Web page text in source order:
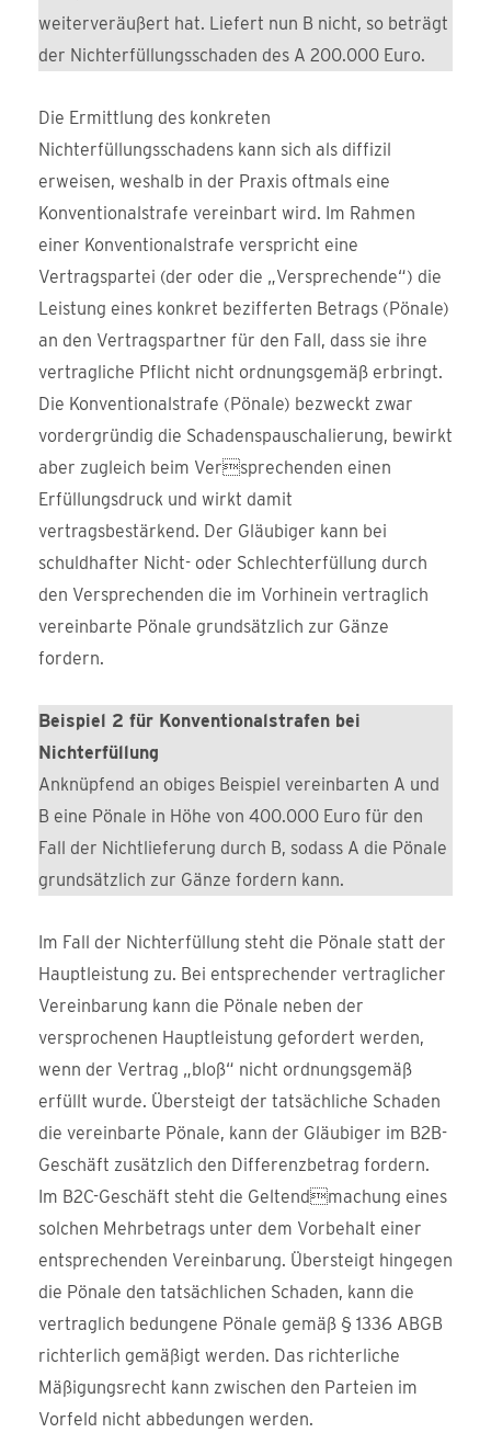
weiterveräußert hat. Liefert nun B nicht, so beträgt
der Nichterfüllungsschaden des A 200.000 Euro.
Die Ermittlung des konkreten
Nichterfüllungsschadens kann sich als diffizil
erweisen, weshalb in der Praxis oftmals eine
Konventionalstrafe vereinbart wird. Im Rahmen
einer Konventionalstrafe verspricht eine
Vertragspartei (der oder die „Versprechende“) die
Leistung eines konkret bezifferten Betrags (Pönale)
an den Vertragspartner für den Fall, dass sie ihre
vertragliche Pflicht nicht ordnungsgemäß erbringt.
Die Konventionalstrafe (Pönale) bezweckt zwar
vordergründig die Schadenspauschalierung, bewirkt
aber zugleich beim Versprechenden einen
Erfüllungsdruck und wirkt damit
vertragsbestärkend. Der Gläubiger kann bei
schuldhafter Nicht- oder Schlechterfüllung durch
den Versprechenden die im Vorhinein vertraglich
vereinbarte Pönale grundsätzlich zur Gänze
fordern.
Beispiel 2 für Konventionalstrafen bei
Nichterfüllung
Anknüpfend an obiges Beispiel vereinbarten A und
B eine Pönale in Höhe von 400.000 Euro für den
Fall der Nichtlieferung durch B, sodass A die Pönale
grundsätzlich zur Gänze fordern kann.
Im Fall der Nichterfüllung steht die Pönale statt der
Hauptleistung zu. Bei entsprechender vertraglicher
Vereinbarung kann die Pönale neben der
versprochenen Hauptleistung gefordert werden,
wenn der Vertrag „bloß“ nicht ordnungsgemäß
erfüllt wurde. Übersteigt der tatsächliche Schaden
die vereinbarte Pönale, kann der Gläubiger im B2B-
Geschäft zusätzlich den Differenzbetrag fordern.
Im B2C-Geschäft steht die Geltendmachung eines
solchen Mehrbetrags unter dem Vorbehalt einer
entsprechenden Vereinbarung. Übersteigt hingegen
die Pönale den tatsächlichen Schaden, kann die
vertraglich bedungene Pönale gemäß § 1336 ABGB
richterlich gemäßigt werden. Das richterliche
Mäßigungsrecht kann zwischen den Parteien im
Vorfeld nicht abbedungen werden.